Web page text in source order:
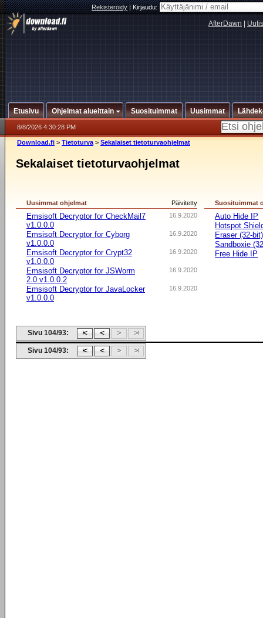
Rekisteröidy|Kirjaudu:
AfterDawn
Etusivu Ohjelmat alueittain Suosituimmat Uusimmat
8/8/2026 4:30:28 PM
Download.fi > Tietoturva > Sekalaiset tietoturvaohjelmat
Sekalaiset tietoturvaohjelmat
Päivitetty
Uusimmat ohjelmat
16.9.2020
Emsisoft Decryptor for CheckMail7
v1.0.0.0
16.9.2020
Emsisoft Decryptor for Cyborg
v1.0.0.0
16.9.2020
Emsisoft Decryptor for Crypt32
v1.0.0.0
16.9.2020
Emsisoft Decryptor for JSWorm
2.0 v1.0.0.2
16.9.2020
Emsisoft Decryptor for JavaLocker
v1.0.0.0
Suosituimmat
Auto Hide IP
Hotspot
Eraser (32-bit)
Sandboxie
Free Hide IP
Sivu 104/93:
Sivu 104/93: